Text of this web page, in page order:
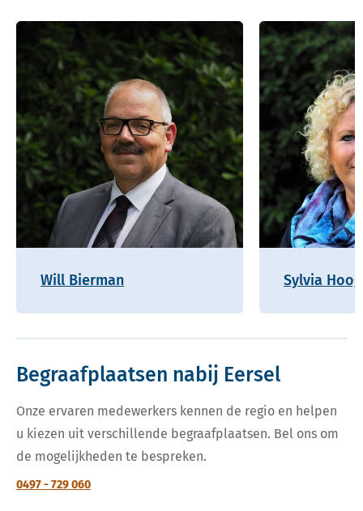
Will Bierman Sylvia
Begraafplaatsen nabij Eersel
Onze ervaren medewerkers kennen de regio en helpen
u kiezen uit verschillende begraafplaatsen. Bel ons om
de mogelijkheden te bespreken.
0497 - 729 060